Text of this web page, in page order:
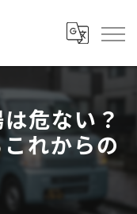
危ない？
れからの